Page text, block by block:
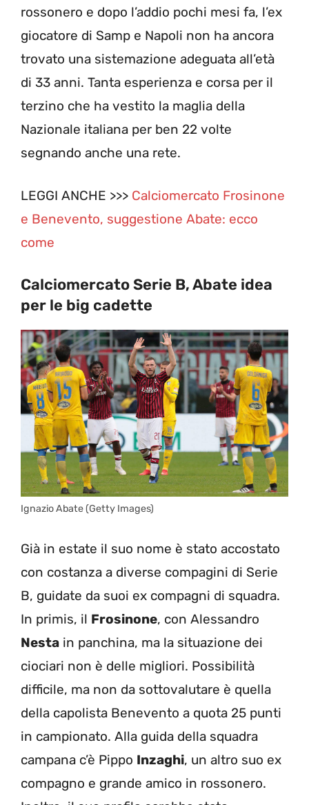
rossonero e dopo l’addio pochi mesi fa, l’ex
giocatore di Samp e Napoli non ha ancora
trovato una sistemazione adeguata all’età
di 33 anni. Tanta esperienza e corsa per il
terzino che ha vestito la maglia della
Nazionale italiana per ben 22 volte
segnando anche una rete.
LEGGI ANCHE >>> Calciomercato Frosinone
e Benevento, suggestione Abate: ecco
come
Calciomercato Serie B, Abate idea
per le big cadette
Ignazio Abate (Getty Images)
Già in estate il suo nome è stato accostato
con costanza a diverse compagini di Serie
B, guidate da suoi ex compagni di squadra.
In primis, il Frosinone, con Alessandro
Nesta in panchina, ma la situazione dei
ciociari non è delle migliori. Possibilità
difficile, ma non da sottovalutare è quella
della capolista Benevento a quota 25 punti
in campionato. Alla guida della squadra
campana c’è Pippo Inzaghi, un altro suo ex
compagno e grande amico in rossonero.